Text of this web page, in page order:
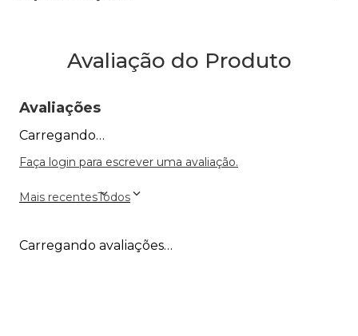
Avaliação do Produto
Avaliações
Carregando…
Faça login para escrever uma avaliação.
Mais recentesTodos
Carregando avaliações…